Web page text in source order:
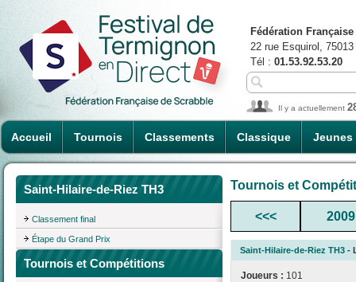
Accueil Tournois Classements Classique Jeunes
Fédération
22 rue Esquirol,
Tél : 01.53.92.53.20
Il y a actuellement
Saint-Hilaire-de-Riez TH3
Classement final
Étape du Grand Prix
Tournois et Compétitions
Tournois et
<<< 2009
Saint-Hilaire-de-Riez TH3 -
Joueurs : 101